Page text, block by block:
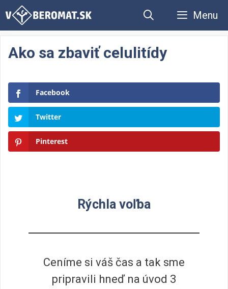
Preskočiť
Menu
Ako sa zbaviť celulitídy
Facebook
Twitter
Pinterest
Rýchla voľba
Ceníme si váš čas a tak sme
pripravili hneď na úvod 3